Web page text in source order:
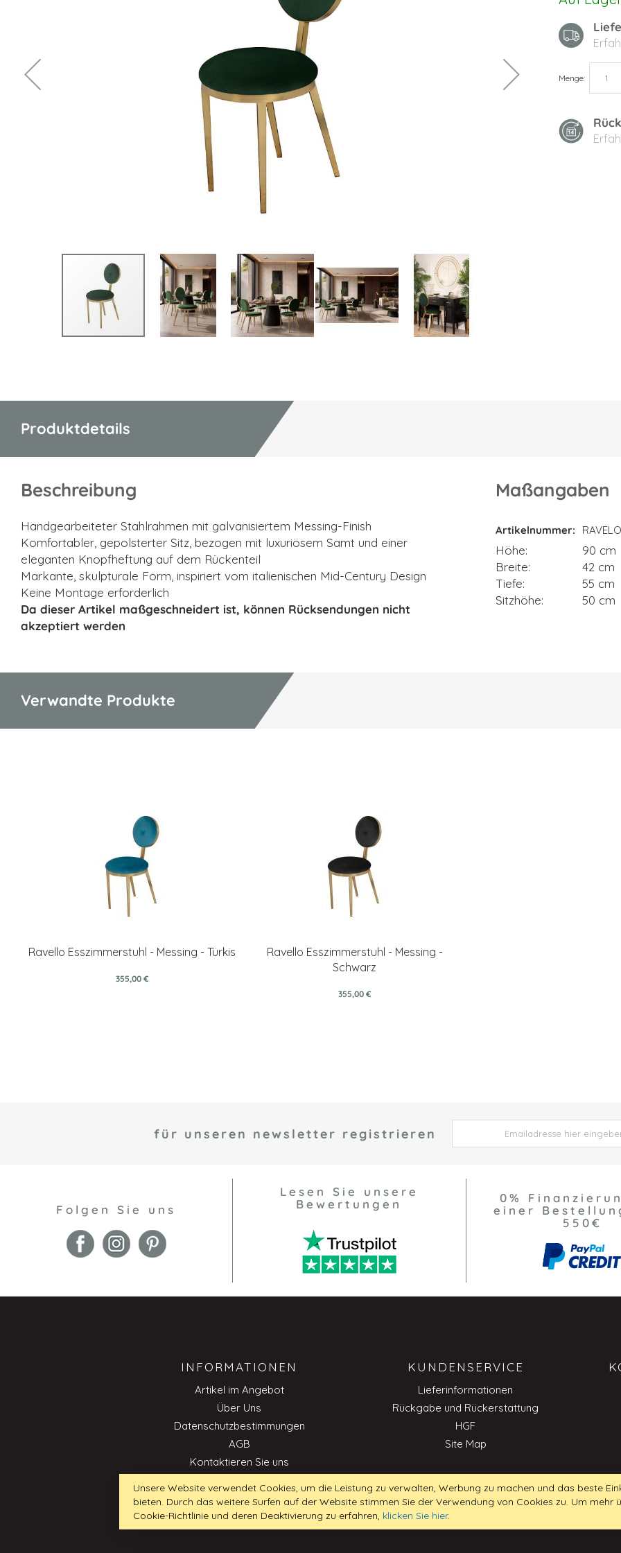
Menge
Bildgalerie
Produktdetails
Beschreibung
Handgearbeiteter Stahlrahmen mit galvanisiertem Messing-Finish
Komfortabler, gepolsterter Sitz, bezogen mit luxuriösem Samt und einer
eleganten Knopfheftung auf dem Rückenteil
Markante, skulpturale Form, inspiriert vom italienischen Mid-Century Design
Keine Montage erforderlich
Da dieser Artikel maßgeschneidert ist, können Rücksendungen nicht
akzeptiert werden
Maßangaben
Maßangaben
Artikelnummer
Höhe
90 cm
Breite
42 cm
Tiefe
55 cm
Sitzhöhe
50 cm
Verwandte Produkte
Ravello Esszimmerstuhl - Messing - Türkis
355,00 €
Ravello Esszimmerstuhl - Messing -
Schwarz
355,00 €
für unseren newsletter registrieren
Folgen Sie uns
Lesen Sie unsere
Bewertungen
0%
einer
550€
INFORMATIONEN
Artikel im Angebot
Über Uns
Datenschutzbestimmungen
AGB
Kontaktieren Sie uns
Cookie-Richtlinie
Professionnell
KUNDENSERVICE
Lieferinformationen
Rückgabe und Rückerstattung
HGF
Site Map
Unsere Website verwendet Cookies, um die Leistung zu verwalten, Werbung zu machen und das beste
bieten. Durch das weitere Surfen auf der Website stimmen Sie der Verwendung von Cookies zu. Um mehr
Cookie-Richtlinie und deren Deaktivierung zu erfahren, klicken Sie hier.